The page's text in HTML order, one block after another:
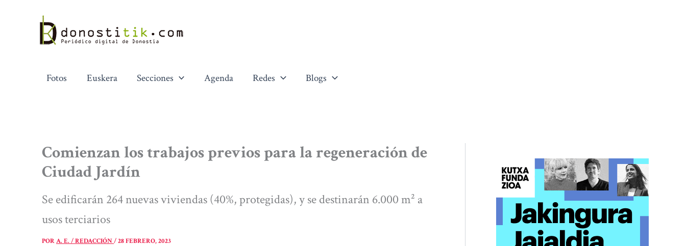
contenido
Fotos Euskera Secciones Agenda Redes Blogs
Comienzan los trabajos previos para la regeneración de
Ciudad Jardín
Se edificarán 264 nuevas viviendas (40%, protegidas), y se destinarán 6.000 m² a
usos terciarios
PORA. E. / REDACCIÓN/28 FEBRERO, 2023